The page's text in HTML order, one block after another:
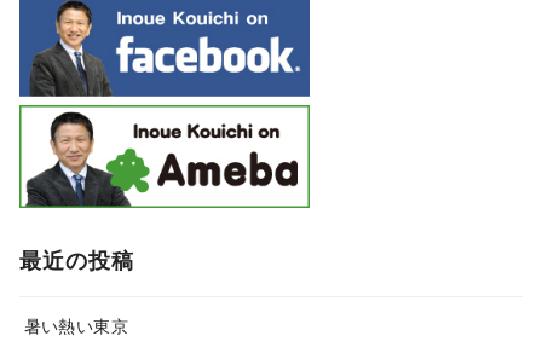
最近の投稿
暑い熱い東京